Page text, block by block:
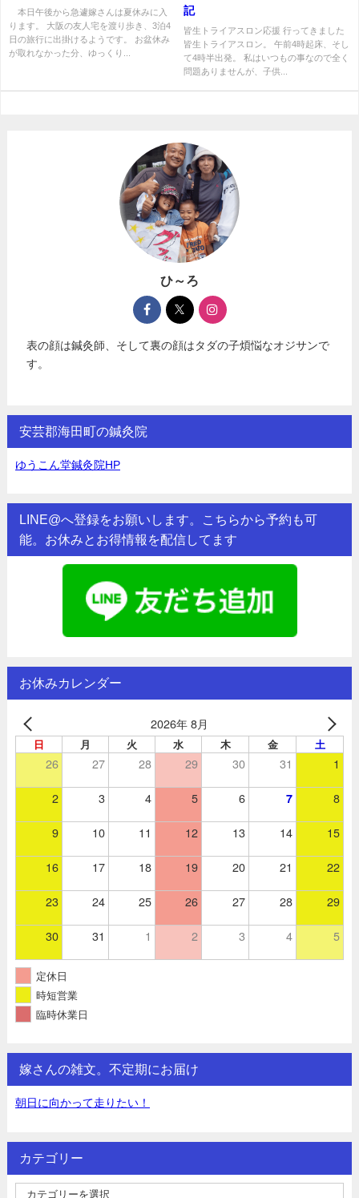
本日午後から急遽嫁さんは夏休みに入
ります。 大阪の友人宅を渡り歩き、3泊4
日の旅行に出掛けるようです。 お盆休み
が取れなかった分、ゆっくり...
記
皆生トライアスロン応援 行ってきました
皆生トライアスロン。 午前4時起床、そし
て4時半出発。 私はいつもの事なので全く
問題ありませんが、子供...
ひ～ろ
表の顔は鍼灸師、そして裏の顔はタダの子煩悩なオジサンで
す。
安芸郡海田町の鍼灸院
ゆうこん堂鍼灸院HP
LINE@へ登録をお願いします。こちらから予約も可
能。お休みとお得情報を配信してます
お休みカレンダー
2026年 8月
日 月 火 水 木 金 土
26 27 28 29 30 31 1
2 3 4 5 6 7 8
9 10 11 12 13 14 15
16 17 18 19 20 21 22
23 24 25 26 27 28 29
30 31 1 2 3 4 5
定休日
時短営業
臨時休業日
嫁さんの雑文。不定期にお届け
朝日に向かって走りたい！
カテゴリー